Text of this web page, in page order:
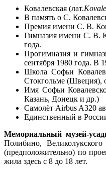
Ковалевская (лат.
В память о С.
Премия имени С. В.
Гимназия имени С. В.
года.
Прогимназия и
сентября 1980 года. В
Школа Софьи
Стокгольме (Швеция),
Имя Софьи
Казань, Донецк и др.)
Самолёт Airbus A320
Единственный в
Мемориальный музей-
Полибино,
(предположительно) по
жила здесь с 8 до 18 лет.